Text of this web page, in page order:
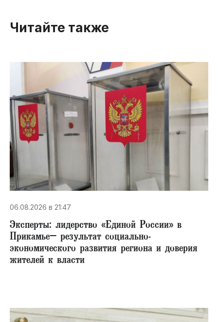
Читайте также
06.08.2026 в 21:47
Эксперты: лидерство «Единой России» в
Прикамье– результат социально-
экономического развития региона и доверия
жителей к власти